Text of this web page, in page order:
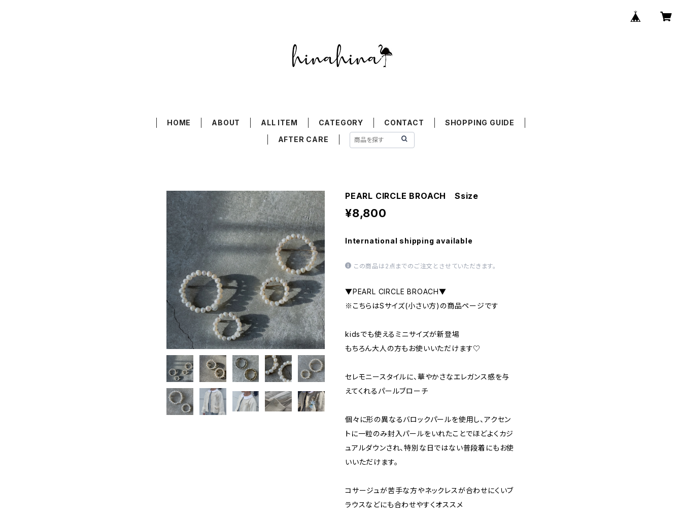
HOME ABOUT ALL ITEM CATEGORY CONTACT
SHOPPING GUIDE
AFTER CARE
PEARL CIRCLE BROACH Ssize
¥8,800
International shipping available
この商品は2点までのご注文とさせていただきます。
▼PEARL CIRCLE BROACH▼
※こちらはSサイズ(小さい方)の商品ページです
kidsでも使えるミニサイズが新登場
もちろん大人の方もお使いいただけます♡
セレモニースタイルに、華やかさなエレガンス感を与
えてくれるパールブローチ
個々に形の異なるバロックパールを使用し、アクセン
トに一粒のみ封入パールをいれたことでほどよくカジ
ュアルダウンされ、特別な日ではない普段着にもお使
いいただけます。
コサージュが苦手な方やネックレスが合わせにくいブ
ラウスなどにも合わせやすくオススメ